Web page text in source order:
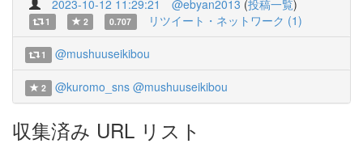
2023-10-12 11:29:21 @ebyan2013 (投稿一覧)
1 2 0.707 リツイート・ネットワーク (1)
1 @mushuuseikibou
2 @kuromo_sns @mushuuseikibou
収集済み URL リスト